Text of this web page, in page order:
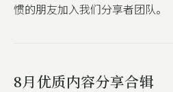
惯的朋友加入我们分享者团队。
8月优质内容分享合辑